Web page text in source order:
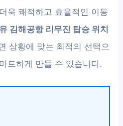
욱 쾌적하고 효율적인 이동
김해공항 리무진 탑승 위치
상황에 맞는 최적의 선택으
트하게 만들 수 있습니다.